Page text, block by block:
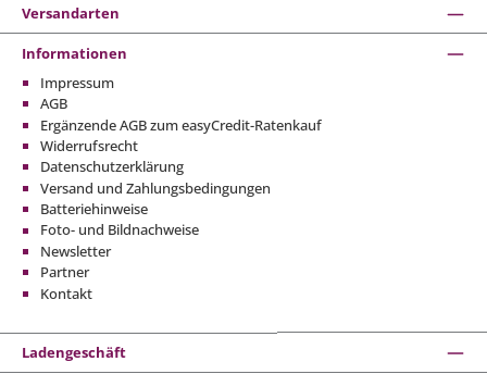
Versandarten
Informationen
Impressum
AGB
Ergänzende AGB zum easyCredit-Ratenkauf
Widerrufsrecht
Datenschutzerklärung
Versand und Zahlungsbedingungen
Batteriehinweise
Foto- und Bildnachweise
Newsletter
Partner
Kontakt
Ladengeschäft